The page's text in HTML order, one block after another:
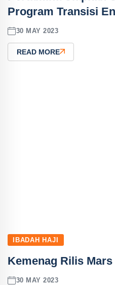
Program Transisi
30 MAY 2023
READ MORE
IBADAH HAJI
Kemenag Rilis
30 MAY 2023